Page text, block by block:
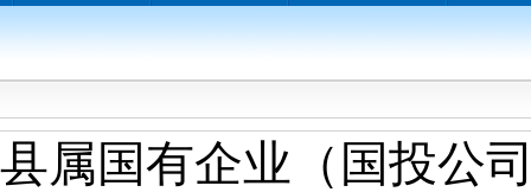
属国有企业（国投公